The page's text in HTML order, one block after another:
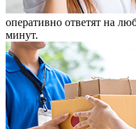
оперативно ответят на
минут.